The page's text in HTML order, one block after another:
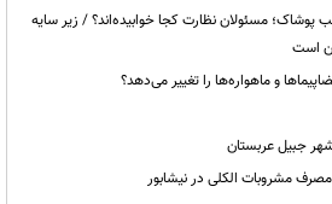
پوشاک؛ مسئولان نظارت کجا خوابیده‌اند؟ / زیر سایه
است
و ماهواره‌ها را تغییر می‌دهد؟
جبیل عربستان